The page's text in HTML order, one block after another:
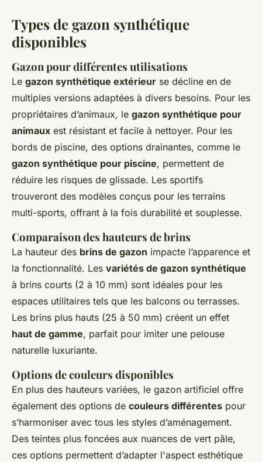
Types de gazon synthétique
disponibles
Gazon pour différentes utilisations
Le gazon synthétique extérieur se décline en de
multiples versions adaptées à divers besoins. Pour les
propriétaires d’animaux, le gazon synthétique pour
animaux est résistant et facile à nettoyer. Pour les
bords de piscine, des options drainantes, comme le
gazon synthétique pour piscine, permettent de
réduire les risques de glissade. Les sportifs
trouveront des modèles conçus pour les terrains
multi-sports, offrant à la fois durabilité et souplesse.
Comparaison des hauteurs de brins
La hauteur des brins de gazon impacte l’apparence et
la fonctionnalité. Les variétés de gazon synthétique
à brins courts (2 à 10 mm) sont idéales pour les
espaces utilitaires tels que les balcons ou terrasses.
Les brins plus hauts (25 à 50 mm) créent un effet
haut de gamme, parfait pour imiter une pelouse
naturelle luxuriante.
Options de couleurs disponibles
En plus des hauteurs variées, le gazon artificiel offre
également des options de couleurs différentes pour
s’harmoniser avec tous les styles d’aménagement.
Des teintes plus foncées aux nuances de vert pâle,
ces options permettent d’adapter l'aspect esthétique